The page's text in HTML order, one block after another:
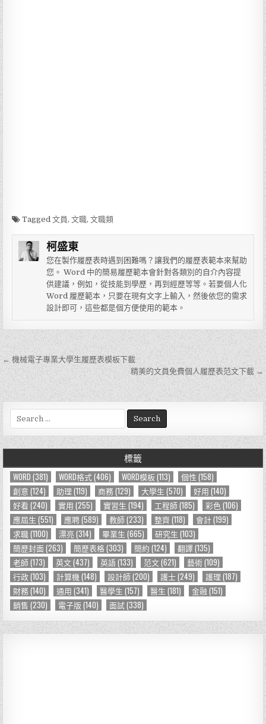
Tagged文員 ,文職,文職類
柯盛東
您在製作履歷表時遇到困難嗎？讓我們的履歷表範本來幫助
您。 Word 中的簡易履歷範本會針對各類別的自介內容提
供建議，例如，從技能到學歷，再到經歷等等。若要個人化
Word 履歷範本，只要在現有文字上輸入，然後依您的需求
設計即可，這些都是個方便使用的範本。
文
章
導
覽
← 機械電子專業大學生履歷表模板下載
精美的文員免費個人履歷表范文下載 →
e
a
r
h
f
o
r
標籤
WORD (381) WORD格式(406) WORD模板(113) 個性 (158)
創意 (124) 助理 (119) 商務(129) 大學生 (570) 好用 (140)
好看 (240) 實用 (255) 實習生 (194) 工程師(185) 彩色 (106)
應屆生 (551) 應聘(589) 教師(233) 整齊(118) 會計(199)
求職(1100) 漂亮 (314) 畢業生 (665) 研究生 (103)
簡歷封面(263) 簡歷表格(303) 簡約 (124) 翻譯(135)
老師(173) 英文(437) 英語(133) 范文(621) 藝術(109)
行政(103) 計算機 (148) 設計師(200) 護士(249) 護理 (187)
財務(140) 通用 (341) 醫學生 (157) 醫生 (181) 金融 (151)
銷售 (230) 電子版 (140) 面試(338)